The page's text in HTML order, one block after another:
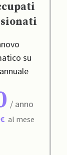
su
/ anno
al mese